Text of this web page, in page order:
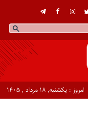
امروز : یکشنبه, ۱۸ مرداد , ۱۴۰۵